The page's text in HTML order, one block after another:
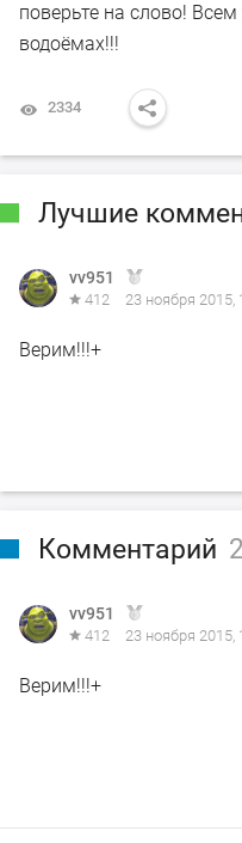
поверьте на слово!
водоёмах!!!
2334
Лучшие
vv951
412 23 ноября 2015,
Верим!!!+
Комментарий
vv951
412 23 ноября 2015,
Верим!!!+